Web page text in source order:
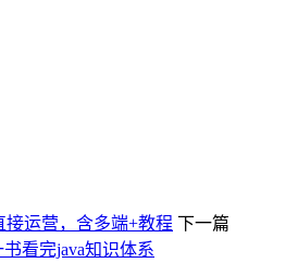
接运营，含多端+教程 下一篇
看完java知识体系